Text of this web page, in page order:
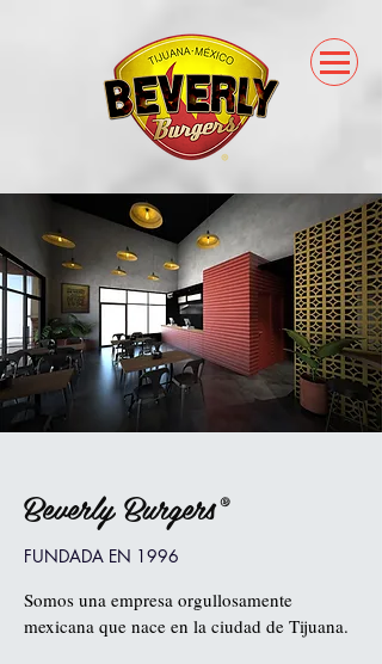
Beverly Burgers®
FUNDADA EN 1996
Somos una empresa orgullosamente
mexicana que nace en la ciudad de Tijuana.